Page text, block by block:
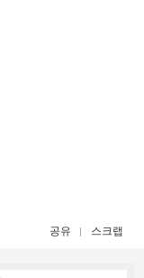
공유 스크랩